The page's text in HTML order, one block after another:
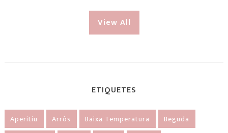
View All
ETIQUETES
Aperitiu Arròs Baixa Temperatura
Beguda